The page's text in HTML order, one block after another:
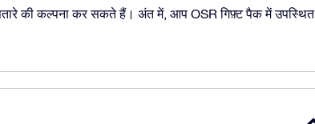
की कल्पना कर सकते हैं। अंत में, आप OSR गिफ़्ट पैक में उपस्थित